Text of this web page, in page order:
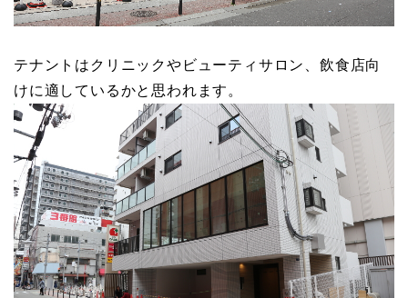
テナントはクリニックやビューティサロン、飲食店向
けに適しているかと思われます。